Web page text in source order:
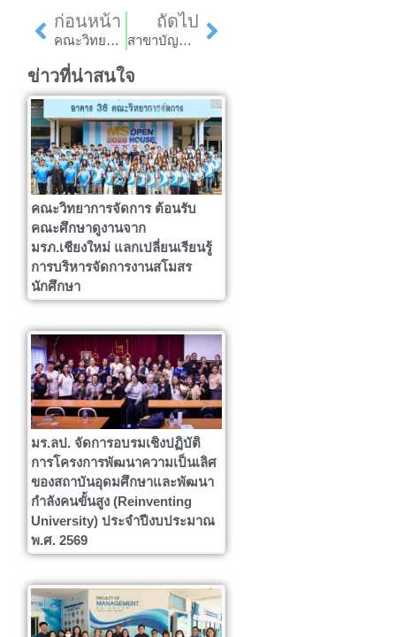
Prev
ก่อนหน้า
คณะวิทยาการจัดการ มร.ลป. จัดพิธีเปิดงานถนนคนเดิน “กาดกองเตว” หมู่บ้านปวงคำ ตำบลลี้ อำเภอลี้ จังหวัดลำพูน
ถัดไป
สาขาบัญชี คณะวิทยาการจัดการ มร.ลป. จัดกิจกรรมโครงการพัฒนานักศึกษาให้มีคุณสมบัติของบัณฑิตที่พึงประสงค์ในศตวรรษที่ 21 (สาขาการบัญชี)
Next
ข่าวที่น่าสนใจ
คณะวิทยาการจัดการ ต้อนรับ
คณะศึกษาดูงานจาก
มรภ.เชียงใหม่ แลกเปลี่ยนเรียนรู้
การบริหารจัดการงานสโมสร
นักศึกษา
มร.ลป. จัดการอบรมเชิงปฏิบัติ
การโครงการพัฒนาความเป็นเลิศ
ของสถาบันอุดมศึกษาและพัฒนา
กำลังคนขั้นสูง (Reinventing
University) ประจำปีงบประมาณ
พ.ศ. 2569